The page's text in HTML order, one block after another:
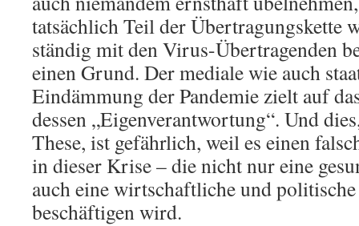
tatsächlich Teil der Übertragungskette
ständig mit den Virus-Übertragenden
einen Grund. Der mediale wie auch
Eindämmung der Pandemie zielt auf
dessen „Eigenverantwortung“. Und
These, ist gefährlich, weil es einen
in dieser Krise – die nicht nur eine
auch eine wirtschaftliche und
beschäftigen wird.